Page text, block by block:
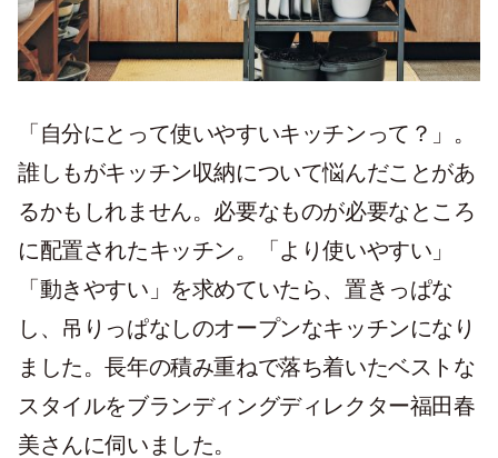
「自分にとって使いやすいキッチンって？」。
誰しもがキッチン収納について悩んだことがあ
るかもしれません。必要なものが必要なところ
に配置されたキッチン。「より使いやすい」
「動きやすい」を求めていたら、置きっぱな
し、吊りっぱなしのオープンなキッチンになり
ました。長年の積み重ねで落ち着いたベストな
スタイルをブランディングディレクター福田春
美さんに伺いました。